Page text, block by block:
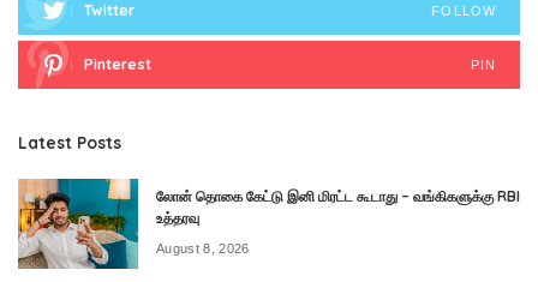
Twitter FOLLOW
Pinterest PIN
Latest Posts
லோன் தொகை கேட்டு இனி மிரட்ட கூடாது – வங்கிகளுக்கு RBI
உத்தரவு
August 8, 2026